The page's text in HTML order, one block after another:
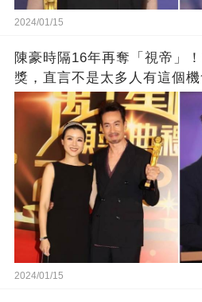
2024/01/15
陳豪時隔16年再奪「視帝」
獎，直言不是太多人有這個機
2024/01/15